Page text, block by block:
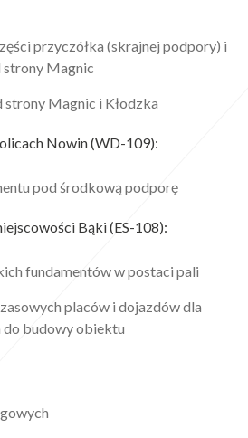
przyczółka (skrajnej podpory) i
Magnic
Magnic i Kłodzka
Nowin (WD-109):
pod środkową podporę
Bąki (ES-108):
fundamentów w postaci pali
placów i dojazdów dla
budowy obiektu